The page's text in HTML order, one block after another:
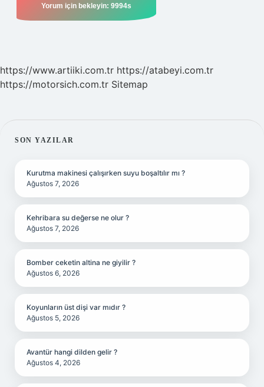
https://www.artiiki.com.tr https://atabeyi.com.tr
https://motorsich.com.tr Sitemap
SIDEBAR
SON YAZILAR
Kurutma makinesi çalışırken suyu boşaltılır mı ?
Ağustos 7, 2026
Kehribara su değerse ne olur ?
Ağustos 7, 2026
Bomber ceketin altina ne giyilir ?
Ağustos 6, 2026
Koyunların üst dişi var mıdır ?
Ağustos 5, 2026
Avantür hangi dilden gelir ?
Ağustos 4, 2026